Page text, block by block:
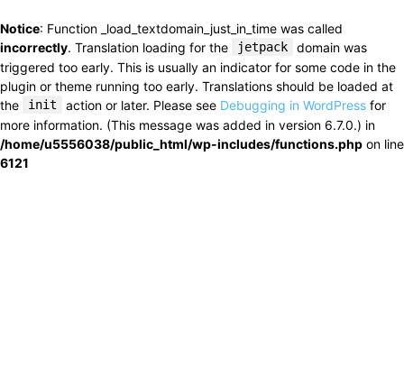
Notice: Function _load_textdomain_just_in_time was called
incorrectly. Translation loading for the jetpack
domain was
triggered too early. This is usually an indicator for some code in the
plugin or theme running too early. Translations should be loaded at
the
init action or later. Please see Debugging in WordPress for
more information. (This message was added in version 6.7.0.) in
/home/u5556038/public_html/wp-includes/functions.php on line
6121